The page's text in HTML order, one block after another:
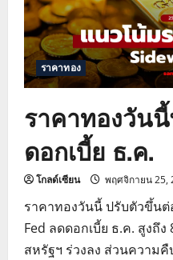
เฟด
ลด
ดอกเบี้ย
ราคาทอง
ราคาทองวัน
ดอกเบี้ย ธ.ค.
โกลด์เซียน พฤศจิกายน 25,
ราคาทองวันนี้ ปรับตัวขึ้น
Fed ลดดอกเบี้ย ธ.ค. สูงถึ
สหรัฐฯ ร่วงลง ส่วนความ